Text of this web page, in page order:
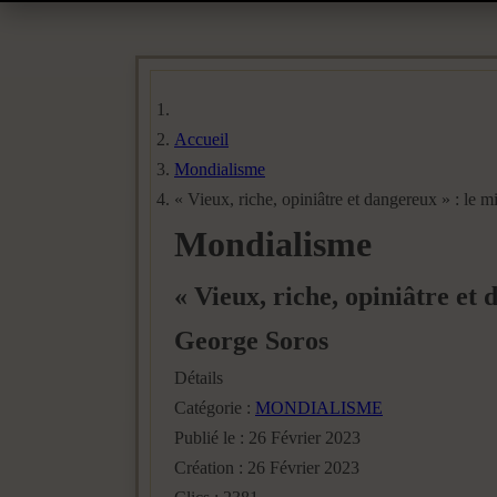
Accueil
Mondialisme
« Vieux, riche, opiniâtre et dangereux » : le
Mondialisme
« Vieux, riche, opiniâtre et
George Soros
Détails
Catégorie : MONDIALISME
Publié le : 26 Février 2023
Création : 26 Février 2023